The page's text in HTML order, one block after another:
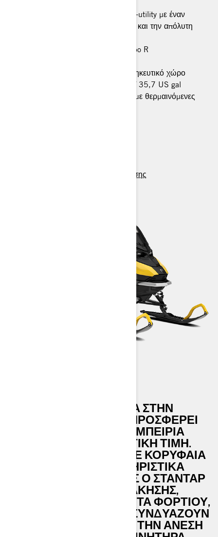
Το απόλυτο μοντέλο crossover sport-utility με έναν
απίστευτο αριθμό χαρακτηριστικών και την απόλυτη
Κινητήρας Rotax® 900 ACE™ Turbo R
Νέο πλαίσιο φορτίου LinQ με αποθηκευτικό χώρο
πολλαπλών διαμερισμάτων 135 L / 35,7 US gal
Αφαιρούμενο κάθισμα συνοδηγού με θερμαινόμενες
> Ζητήστε προσφορά / δοκιμή οδήγησης
ΤΟ EXPEDITION SPORT, ΤΏΡΑ ΣΤΗΝ
ΠΛΑΤΦΌΡΜΑ REV GEN5, ΠΡΟΣΦΈΡΕΙ
ΜΙΑ ΕΚΛΕΠΤΥΣΜΈΝΗ ΕΜΠΕΙΡΊΑ
ΟΔΉΓΗΣΗΣ ΣΕ ΕΞΑΙΡΕΤΙΚΉ ΤΙΜΉ.
ΑΚΡΙΒΉΣ ΧΕΙΡΙΣΜΌΣ ΜΕ ΚΟΡΥΦΑΊΑ
ΣΤΟΝ ΚΛΆΔΟ ΧΑΡΑΚΤΗΡΙΣΤΙΚΆ
ΧΡΗΣΤΙΚΌΤΗΤΑΣ, ΌΠΩΣ Ο ΣΤΆΝΤΑΡ
ΚΟΤΣΑΔΌΡΟΣ ΡΥΜΟΎΛΚΗΣΗΣ,
ΆΦΘΟΝΗ ΧΩΡΗΤΙΚΌΤΗΤΑ ΦΟΡΤΊΟΥ,
ΚΑΙ ΑΝΑΡΤΉΣΕΙΣ ΠΟΥ ΣΥΝΔΥΆΖΟΥΝ
ΤΗ ΧΡΗΣΤΙΚΌΤΗΤΑ ΚΑΙ ΤΗΝ ΆΝΕΣΗ